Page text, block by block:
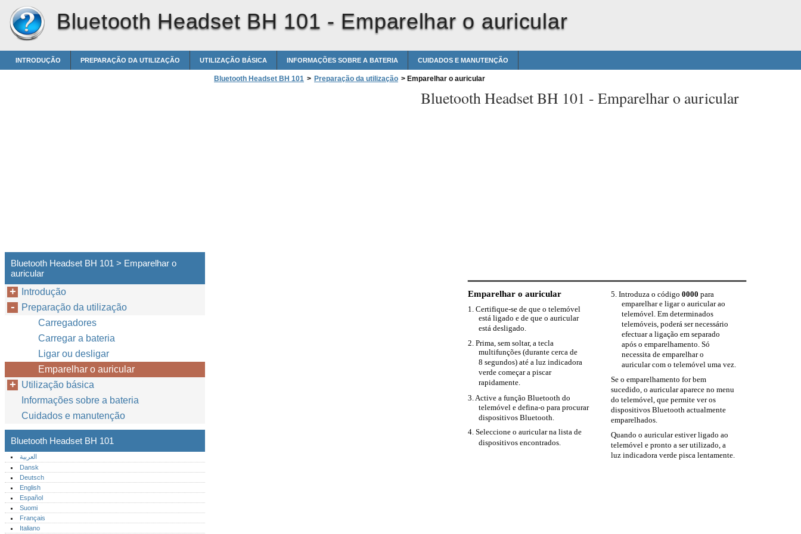
Bluetooth Headset BH 101 - Emparelhar o auricular
INTRODUÇÃO PREPARAÇÃO DA UTILIZAÇÃO UTILIZAÇÃO BÁSICA INFORMAÇÕES SOBRE A BATERIA CUIDADOS E MANUTENÇÃO
Bluetooth Headset BH 101 > Preparação da utilização > Emparelhar o auricular
Bluetooth Headset BH 101 - Emparelhar o auricular
Emparelhar o auricular
1. Certifique-se de que o telemóvel
está ligado e de que o auricular
está desligado.
2. Prima, sem soltar, a tecla
multifunções (durante cerca de
8 segundos) até a luz indicadora
verde começar a piscar
rapidamente.
3. Active a função Bluetooth do
telemóvel e defina-o para procurar
dispositivos Bluetooth.
4. Seleccione o auricular na lista de
dispositivos encontrados.
5. Introduza o código 0000 para
emparelhar e ligar o auricular ao
telemóvel. Em determinados
telemóveis, poderá ser necessário
efectuar a ligação em separado
após o emparelhamento. Só
necessita de emparelhar o
auricular com o telemóvel uma vez.
Se o emparelhamento for bem
sucedido, o auricular aparece no menu
do telemóvel, que permite ver os
dispositivos Bluetooth actualmente
emparelhados.
Quando o auricular estiver ligado ao
telemóvel e pronto a ser utilizado, a
luz indicadora verde pisca lentamente.
Bluetooth Headset BH 101 > Emparelhar o
auricular
Introdução
Preparação da utilização
Carregadores
Carregar a bateria
Ligar ou desligar
Emparelhar o auricular
Utilização básica
Informações sobre a bateria
Cuidados e manutenção
Bluetooth Headset BH 101
العربية
Dansk
Deutsch
English
Español
Suomi
Français
Italiano